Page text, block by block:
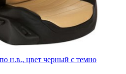
н.в., цвет черный с темно